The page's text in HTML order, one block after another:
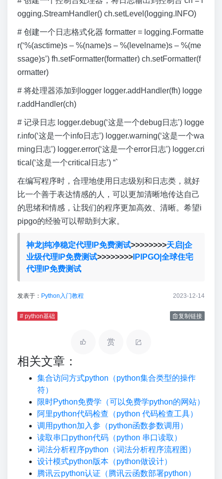
ogging.StreamHandler() ch.setLevel(logging.INFO)
# 创建一个日志格式化器 formatter = logging.Formatte
r(‘%(asctime)s – %(name)s – %(levelname)s – %(me
ssage)s’) fh.setFormatter(formatter) ch.setFormatter(f
ormatter)
# 将处理器添加到logger logger.addHandler(fh) logge
r.addHandler(ch)
# 记录日志 logger.debug(‘这是一个debug日志’) logge
r.info(‘这是一个info日志’) logger.warning(‘这是一个wa
rning日志’) logger.error(‘这是一个error日志’) logger.cri
tical(‘这是一个critical日志’) “`
在编写程序时，合理地使用日志级别和日志类，就好
比一个善于表达情感的人，可以更加清晰地传达自己
的思绪和情感，让我们的程序更加高效、清晰。希望i
pipgo的经验可以帮助到大家。
神龙|纯净稳定代理IP免费测试>>>>>>>>天启|企
业级代理IP免费测试>>>>>>>>IPIPGO|全球住宅
代理IP免费测试
发表于： Python入门教程 2023-12-14
# python基础 复制链接
赏
相关文章：
集合访问方式python（python集合类型的操作
符）
限时Python免费学（可以免费学python的网站）
阿里python代码检查（python 代码检查工具）
调用python加入参（python函数参数调用）
读取串口python代码（python 串口读取）
词法分析程序python（词法分析程序流程图）
设计模式python版本（python做设计）
腾讯云python认证（腾讯云函数部署python）